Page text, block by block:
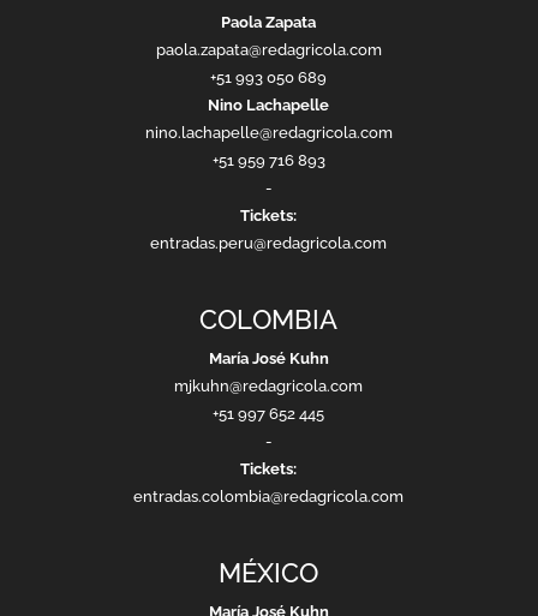
Paola Zapata
paola.zapata@redagricola.com
+51 993 050 689
Nino Lachapelle
nino.lachapelle@redagricola.com
+51 959 716 893
-
Tickets:
entradas.peru@redagricola.com
COLOMBIA
María José Kuhn
mjkuhn@redagricola.com
+51 997 652 445
-
Tickets:
entradas.colombia@redagricola.com
MÉXICO
María José Kuhn